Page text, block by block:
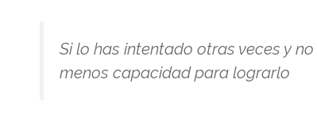
Si lo has intentado otras veces y
menos capacidad para lograrlo